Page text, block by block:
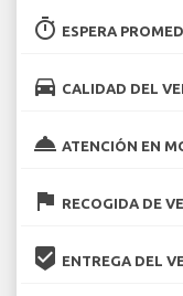
timer ESPERA
directions_car CALIDAD DEL
room_service ATENCIÓN EN
flag RECOGIDA DE
beenhere ENTREGA DEL